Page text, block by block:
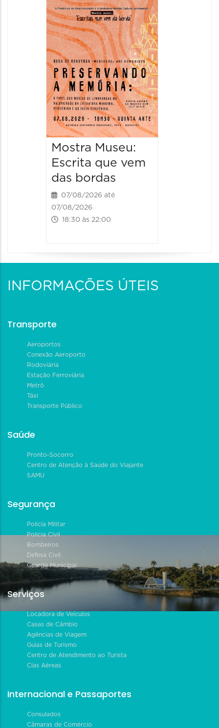
Mostra Museu:
Escrita que vem
das bordas
07/08/2026 até
07/08/2026
18:30 às 22:00
INFORMAÇÕES ÚTEIS
Transporte
Aeroportos
Conexão Aeroporto
Rodoviária
Estação Ferroviária
Metrô
Táxi
Transporte Público
Saúde
Pronto-Socorro
Centro de Atenção à Saúde do Viajante
SAMU
Segurança
Polícia Militar
Polícia Civil
Bombeiros
Defesa Civil
Guarda Municipal
Serviços
Locadora de Veículos
Casas de Câmbio
Agências de Viagem
Guias de Turismo
Centro de Atendimento ao Turista
Cias Aéreas
Internacional e Passaportes
Consulados
Câmaras de Comércio